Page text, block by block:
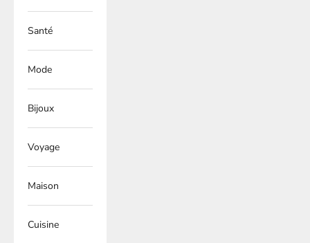
Santé
Mode
Bijoux
Voyage
Maison
Cuisine